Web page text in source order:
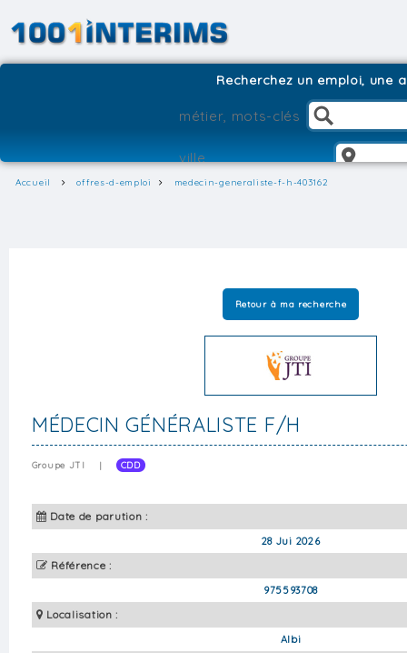
Recherchez un emploi, une
Accueil offres-d-emploi medecin-generaliste-f-h-403162
Retour à ma recherche
MÉDECIN GÉNÉRALISTE F/H
Groupe JTI | CDD
Date de parution :
28 Jui 2026
Référence :
975593708
Localisation :
Albi